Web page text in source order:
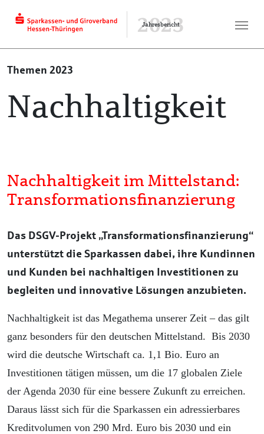
Jahresbericht
2023
Themen 2023
Nachhaltigkeit
Nachhaltigkeit im Mittelstand:
Transformationsfinanzierung
Das DSGV-Projekt „Transformationsfinanzierung“
unterstützt die Sparkassen dabei, ihre Kundinnen
und Kunden bei nachhaltigen Investitionen zu
begleiten und innovative Lösungen anzubieten.
Nachhaltigkeit ist das Megathema unserer Zeit – das gilt
ganz besonders für den deutschen Mittelstand. Bis 2030
wird die deutsche Wirtschaft ca. 1,1 Bio. Euro an
Investitionen tätigen müssen, um die 17 globalen Ziele
der Agenda 2030 für eine bessere Zukunft zu erreichen.
Daraus lässt sich für die Sparkassen ein adressierbares
Kreditvolumen von 290 Mrd. Euro bis 2030 und ein